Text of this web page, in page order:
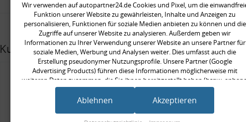
Kunden kauften auch
Wir verwenden auf autopartner24.de Cookies und Pixel, um die
Funktion unserer Website zu gewährleisten, Inhalte und Anzeigen zu
personalisieren, Funktionen für soziale Medien anbieten zu können und die
Zugriffe auf unserer Website zu analysieren. Außerdem geben wir
Informationen zu Ihrer Verwendung unserer Website an unsere Partner für
soziale Medien, Werbung und Analysen weiter. Dies umfasst auch die
Erstellung pseudonymer Nutzungsprofile. Unsere Partner (Google
Advertising Products) führen diese Informationen möglicherweise mit
weiteren Daten zusammen, die Sie ihnen bereitgestellt haben (bspw.
eines persönlichen Accounts) oder welche sie im Rahmen Ihrer Nutzung der
Dienste gesammelt haben (bspw. Nutzungsdaten anderer Geräte). Ihre
Einwilligung zur Nutzung von Cookies und Pixeln können Sie jederzeit
Ablehnen Akzeptieren